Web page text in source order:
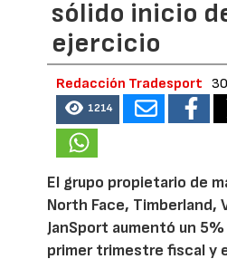
sólido inicio
ejercicio
Redacción Tradesport
1214
El grupo propietario de
North Face, Timberland,
JanSport aumentó un
primer trimestre fiscal y